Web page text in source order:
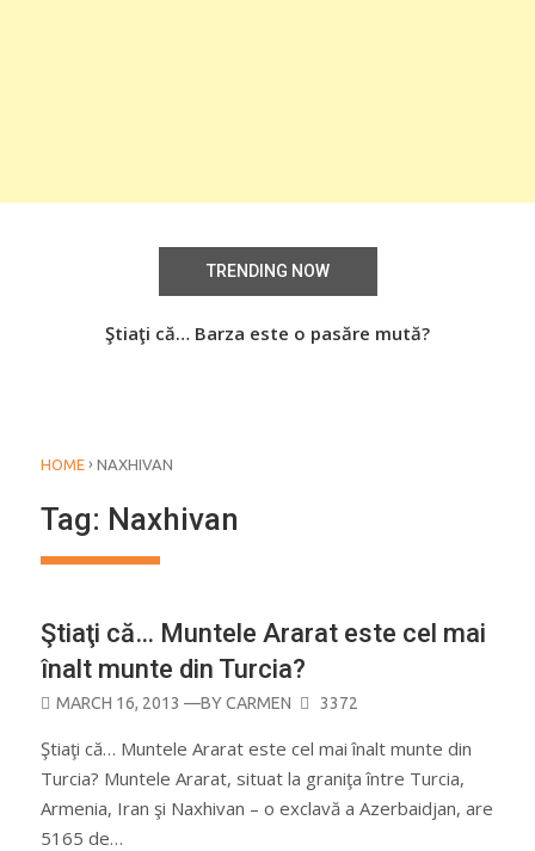
TRENDING NOW
Ştiaţi că… Barza este o pasăre mută?
HOME › NAXHIVAN
Tag: Naxhivan
Ştiaţi că… Muntele Ararat este cel mai
înalt munte din Turcia?
POSTED
MARCH 16, 2013 —BYCARMEN 3372
Ştiaţi că… Muntele Ararat este cel mai înalt munte din
Turcia? Muntele Ararat, situat la graniţa între Turcia,
Armenia, Iran şi Naxhivan – o exclavă a Azerbaidjan, are
5165 de…